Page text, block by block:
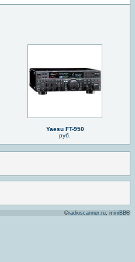
Yaesu FT-950
руб.
©radioscanner.ru, miniBB®